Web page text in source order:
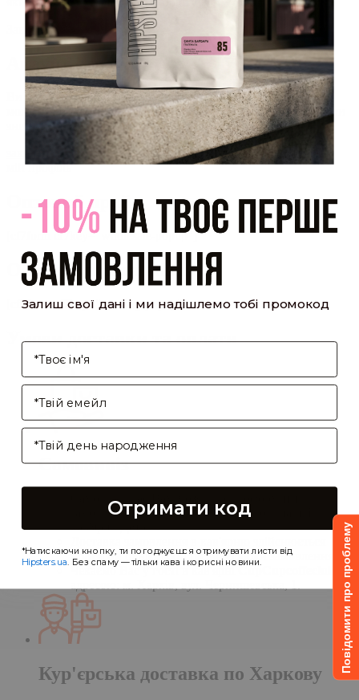
Повідомити про проблему
Закрити
Акаунт створено
Ви зареєструвалися на сайті Hipster.coffeeroasters і вже
можете користуватися особистим кабінетом, щоб отримувати
знижки та відстежувати історію замовлень!
мій профіль
Оптовий прайс
[cf7form cf7key="wholesale-popup"]
Обсмажування кави
[cf7form cf7key="roasting-popup"]
Умови доставки та оплати
Самовивіз
Самовивіз дає Вам можливість оформити
замовлення на сайті, а забрати його в нашій
кав'ярні. Деталі:
протягом однієї доби після обробки замовлення;
Чекаємо Вас у гості в кав'ярні
за
Кур'єрська доставка по Харкову
Залиш свої дані і ми надішлемо тобі промокод
І'мя
Enter your email address
Birthday
Отримати код
*Натискаючи кнопку, ти погоджуєшся отримувати листи від
Hipsters.ua. Без спаму — тільки кава і корисні новини.